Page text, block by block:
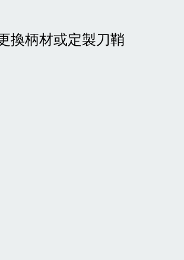
興隆刀剪行〕X公
換柄材或定製刀鞘